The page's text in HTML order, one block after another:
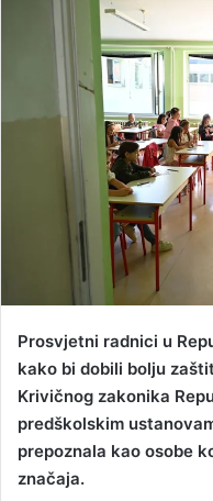
a
e
m
a
i
l
Prosvjetni radnici u
kako bi dobili bolju
Krivičnog zakonika
predškolskim
prepoznala kao osobe
značaja.